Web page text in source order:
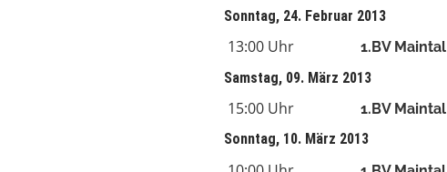
Sonntag, 24. Februar 2013
13:00 Uhr 1.BV Maintal
Samstag, 09. März 2013
15:00 Uhr 1.BV Maintal
Sonntag, 10. März 2013